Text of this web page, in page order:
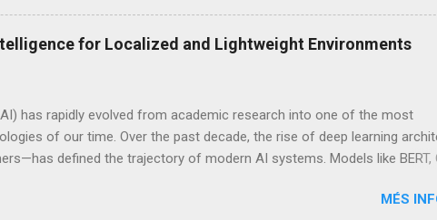
al 1861. La comercialització de cotxes elèctrics va començar el
elèctrics no utilitzaven bateries recarregables. Aquestes no arribarien
a les invencions dels francesos Gaston Planté i Camille Faure. A
XX, l'electricitat ja s'utilitzava en el transport. Cap al 1900,
for Localized and Lightweight Environments
has rapidly evolved from academic research into one of the most
of our time. Over the past decade, the rise of deep learning
defined the trajectory of modern AI systems. Models like BERT,
these systems are typically massive, centralized, and resource-intensive,
MÉS